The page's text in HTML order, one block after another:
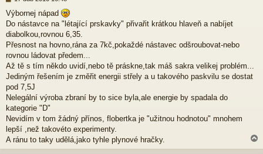
í
s
p
ě
e
k
Výbornej nápad
Do nástavce na "létající prskavky" přivařit krátkou hlaveň a nabíjet
diabolkou,rovnou 6,35.
Přesnost na hovno,rána za 7kč,pokaždé nástavec odšroubovat-nebo
rovnou ládovat předem...
Až tě s tím někdo uvidí,nebo tě práskne,tak máš sakra velikej problém...
Jediným řešením je změřit energii střely a u takového paskvilu se dostat
pod 7,5J
Nelegální výroba zbraní by to sice byla,ale energie by spadala do
kategorie "D"
Nevidím v tom žádný přínos, flobertka je "užitnou hodnotou" mnohem
lepší ,než takovéto experimenty.
A ránu to taky udělá,jako tyhle plynové hračky.
a